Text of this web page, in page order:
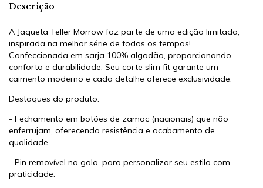
Descrição
A Jaqueta Teller Morrow faz parte de uma edição limitada,
inspirada na melhor série de todos os tempos!
Confeccionada em sarja 100% algodão, proporcionando
conforto e durabilidade. Seu corte slim fit garante um
caimento moderno e cada detalhe oferece exclusividade.
Destaques do produto:
- Fechamento em botões de zamac (nacionais) que não
enferrujam, oferecendo resistência e acabamento de
qualidade.
- Pin removível na gola, para personalizar seu estilo com
praticidade.